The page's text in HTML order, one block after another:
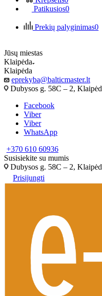
Patikusios0
Prekių palyginimas0
Jūsų miestas
Klaipėda
Klaipėda
eprekyba@balticmaster.lt
Dubysos g. 58C – 2,
Facebook
Viber
Viber
WhatsApp
+370 610 60936
Susisiekite su mumis
Dubysos g. 58C – 2,
Prisijungti